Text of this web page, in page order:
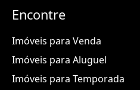
Encontre
Imóveis para Venda
Imóveis para Aluguel
Imóveis para Temporada